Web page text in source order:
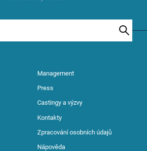
Management
Press
Castingy a výzvy
Kontakty
Zpracování osobních údajů
Nápověda